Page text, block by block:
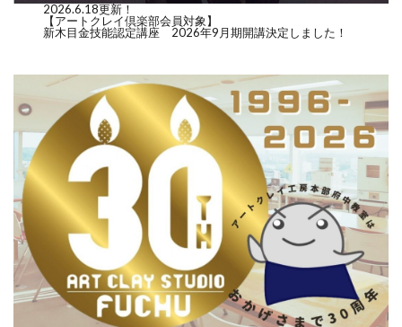
2026.6.18更新！
【アートクレイ倶楽部会員対象】
新木目金技能認定講座 2026年9月期開講決定しました！